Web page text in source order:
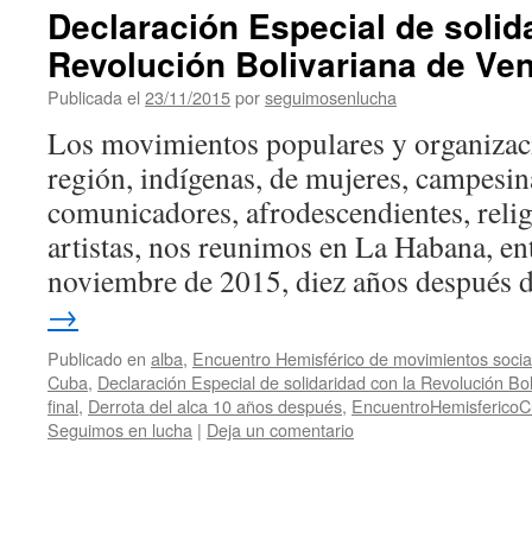
Declaración Especial de
Revolución Bolivariana de
Publicada el 23/11/2015porseguimosenlucha
Los movimientos populares y
región, indígenas, de mujeres,
comunicadores, afrodescendientes,
artistas, nos reunimos en La Habana,
noviembre de 2015, diez años
→
Publicado en alba, Encuentro Hemisférico de movimientos
Cuba, Declaración Especial de solidaridad con la Revolución
final, Derrota del alca 10 años después,
Seguimos en lucha | Deja un comentario